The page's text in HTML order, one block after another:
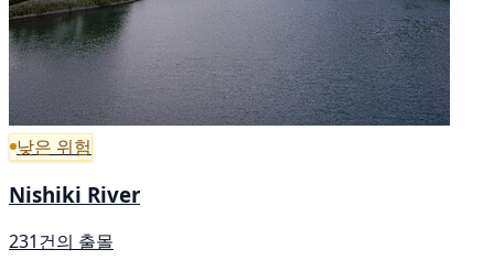
낮은 위험
Nishiki River
231건의 출몰